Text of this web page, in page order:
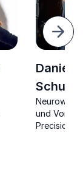
Daniela
und
Precision